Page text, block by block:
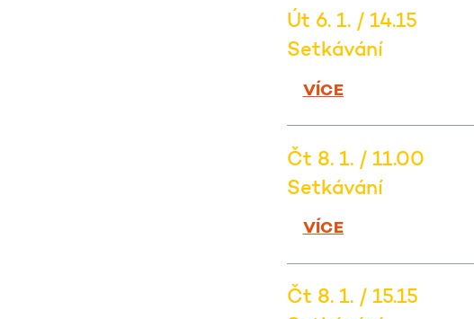
Út 6. 1. / 14.15
Setkávání
VÍCE
Čt 8. 1. / 11.00
Setkávání
VÍCE
Čt 8. 1. / 15.15